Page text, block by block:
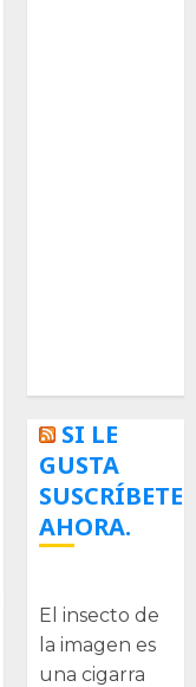
SI LE
GUSTA
SUSCRÍBETE
AHORA.
El insecto de
la imagen es
una cigarra